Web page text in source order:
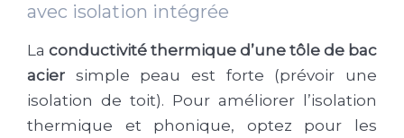
avec isolation intégrée
La conductivité thermique d’une tôle de bac
acier simple peau est forte (prévoir une
isolation de toit). Pour améliorer l’isolation
thermique et phonique, optez pour les